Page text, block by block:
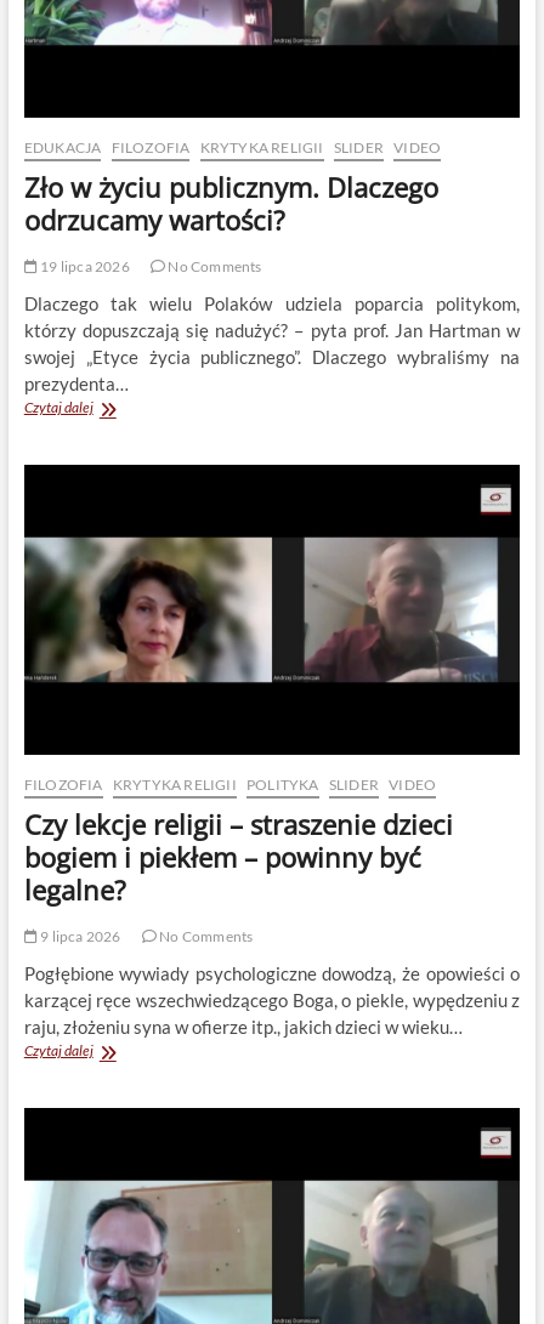
EDUKACJA FILOZOFIA KRYTYKA RELIGII SLIDER VIDEO
Zło w życiu publicznym. Dlaczego
odrzucamy wartości?
19 lipca 2026 No Comments
Dlaczego tak wielu Polaków udziela poparcia politykom,
którzy dopuszczają się nadużyć? – pyta prof. Jan Hartman w
swojej „Etyce życia publicznego”. Dlaczego wybraliśmy na
prezydenta…
Czytaj dalejZło
wartości?
FILOZOFIA KRYTYKA RELIGII POLITYKA SLIDER VIDEO
Czy lekcje religii – straszenie dzieci
bogiem i piekłem – powinny być
legalne?
9 lipca 2026 No Comments
Pogłębione wywiady psychologiczne dowodzą, że opowieści o
karzącej ręce wszechwiedzącego Boga, o piekle, wypędzeniu z
raju, złożeniu syna w ofierze itp., jakich dzieci w wieku…
Czytaj dalejCzy
bogiem
i
piekłem
–
powinny
być
legalne?